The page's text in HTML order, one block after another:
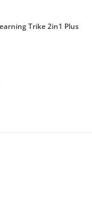
Trike 2in1 Plus